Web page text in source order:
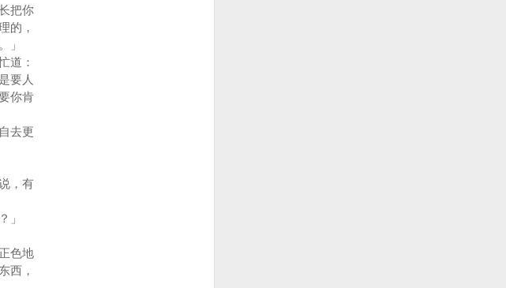
把你
的，
」
道：
要人
你肯
去更
，有
」
色地
西，